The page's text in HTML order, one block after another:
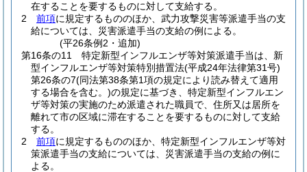
在することを要するものに対して支給する。
2
前項に規定するもののほか、武力攻撃災害等派遣手当の支
給については、災害派遣手当の支給の例による。
(平26条例2・追加)
第16条の11
特定新型インフルエンザ等対策派遣手当は、新
型インフルエンザ等対策特別措置法(平成24年法律第31号)
第26条の7(同法第38条第1項の規定により読み替えて適用
する場合を含む。)の規定に基づき、特定新型インフルエン
ザ等対策の実施のため派遣された職員で、住所又は居所を
離れて市の区域に滞在することを要するものに対して支給
する。
2
前項に規定するもののほか、特定新型インフルエンザ等対
策派遣手当の支給については、災害派遣手当の支給の例に
よる。